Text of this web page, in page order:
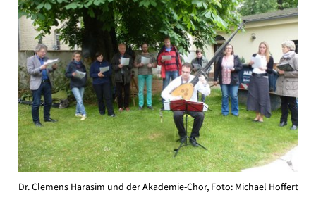
Dr. Clemens Harasim und der Akademie-Chor, Foto: Michael Hoffert